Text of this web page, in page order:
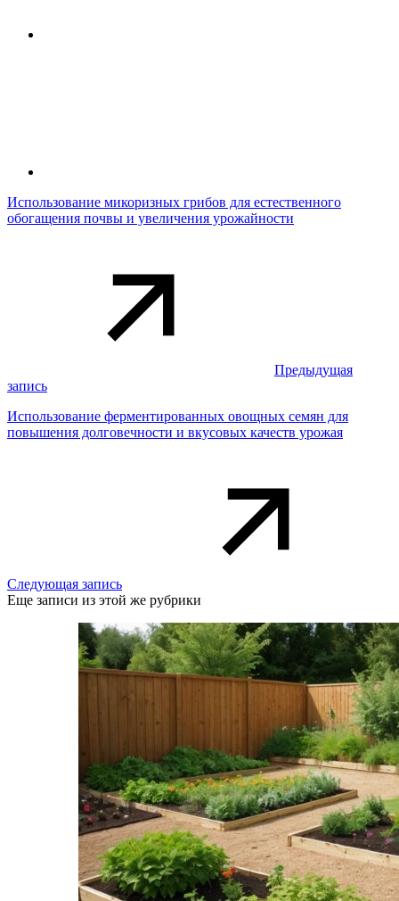
Использование микоризных грибов для естественного
обогащения почвы и увеличения урожайности
Предыдущая
запись
Использование ферментированных овощных семян для
повышения долговечности и вкусовых качеств урожая
Следующая запись
Еще записи из этой же рубрики